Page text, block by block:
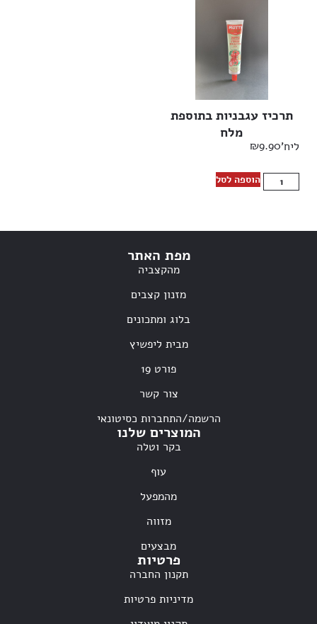
תרכיז עגבניות בתוספת
מלח
ליח' ₪9.90
הוספה לסל
מפת האתר
מהקצביה
מזנון קצבים
בלוג ומתכונים
מבית ליפשיץ
פורט 19
צור קשר
הרשמה/התחברות כסיטונאי
המוצרים שלנו
בקר וטלה
עוף
מהמפעל
מזווה
מבצעים
פרטיות
תקנון החברה
מדיניות פרטיות